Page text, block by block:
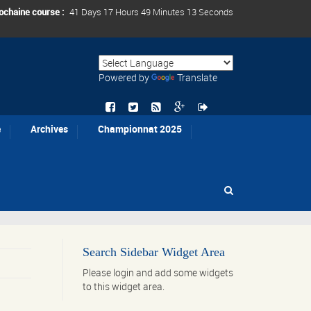
course : 41 Days 17 Hours 49 Minutes 13 Seconds
Powered by Translate
Archives Championnat 2025
Search Sidebar Widget Area
Please login and add some widgets
to this widget area.